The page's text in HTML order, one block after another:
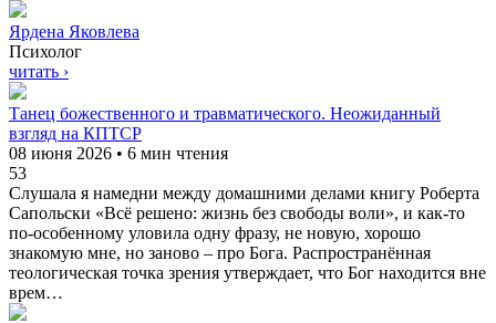
Ярдена Яковлева
Психолог
читать ›
Танец божественного и травматического. Неожиданный
взгляд на КПТСР
08 июня 2026 • 6 мин чтения
53
Слушала я намедни между домашними делами книгу Роберта
Сапольски «Всё решено: жизнь без свободы воли», и как-то
по-особенному уловила одну фразу, не новую, хорошо
знакомую мне, но заново – про Бога. Распространённая
теологическая точка зрения утверждает, что Бог находится вне
врем…